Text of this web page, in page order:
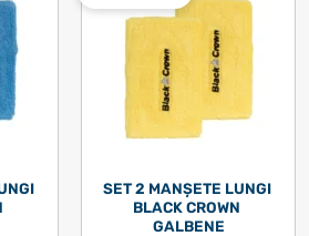
SET 2 MANȘETE LUNGI
BLACK CROWN
GALBENE